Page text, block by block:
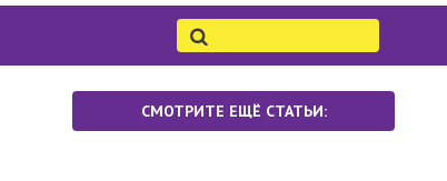
СМОТРИТЕ ЕЩЁ СТАТЬИ: